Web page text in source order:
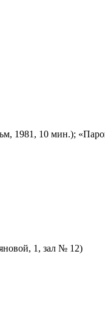
1981, 10 мин.);
1, зал № 12)